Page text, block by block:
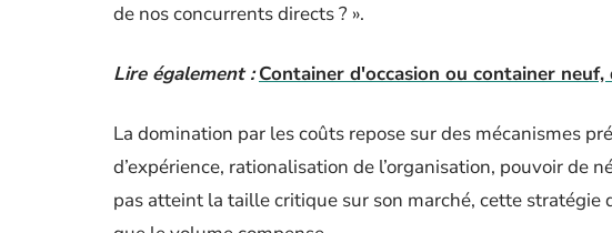
de nos concurrents directs ? ».
Lire également : Container d'occasion ou container
La domination par les coûts repose sur des mécanismes
d’expérience, rationalisation de l’organisation, pouvoir de
pas atteint la taille critique sur son marché, cette stratégie